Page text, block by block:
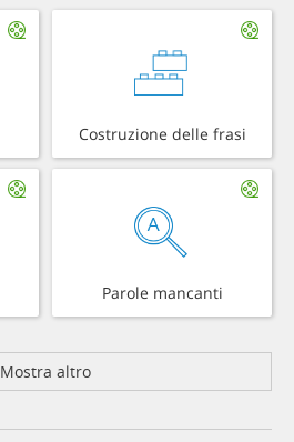
Costruzione delle frasi
Parole mancanti
Mostra altro